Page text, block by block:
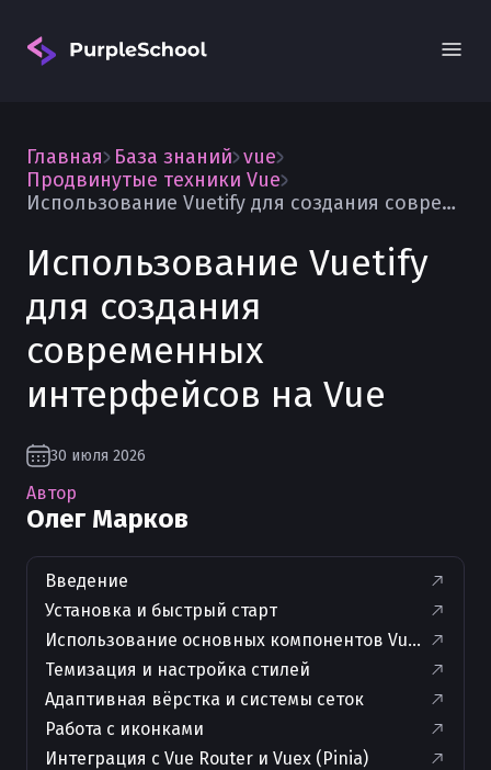
Главная База знаний vue
Продвинутые техники Vue
Использование Vuetify для создания современных интерфейсов на Vue
Использование Vuetify
для создания
современных
интерфейсов на Vue
30 июля 2026
Автор
Олег Марков
Введение
Установка и быстрый старт
Использование основных компонентов Vuetify
Темизация и настройка стилей
Адаптивная вёрстка и системы сеток
Работа с иконками
Интеграция с Vue Router и Vuex (Pinia)